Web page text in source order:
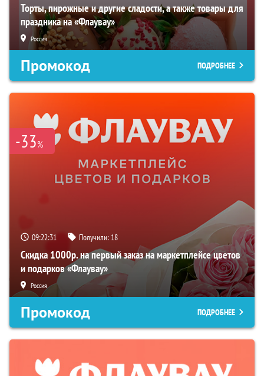
Торты, пирожные и другие сладости, а также товары для
праздника на «Флаувау»
Россия
Промокод ПОДРОБНЕЕ
-33%
09:22:30 Получили: 18
Скидка 1000р. на первый заказ на маркетплейсе цветов
и подарков «Флаувау»
Россия
Промокод ПОДРОБНЕЕ